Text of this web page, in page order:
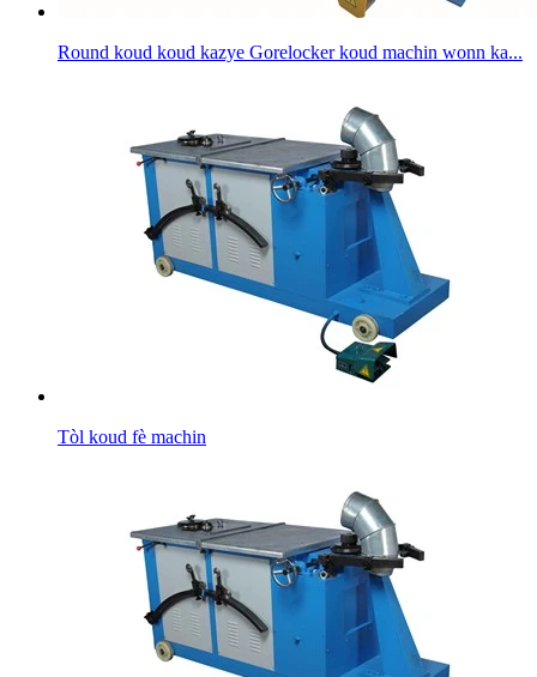
Round koud koud kazye Gorelocker koud machin wonn ka...
Tòl koud fè machin